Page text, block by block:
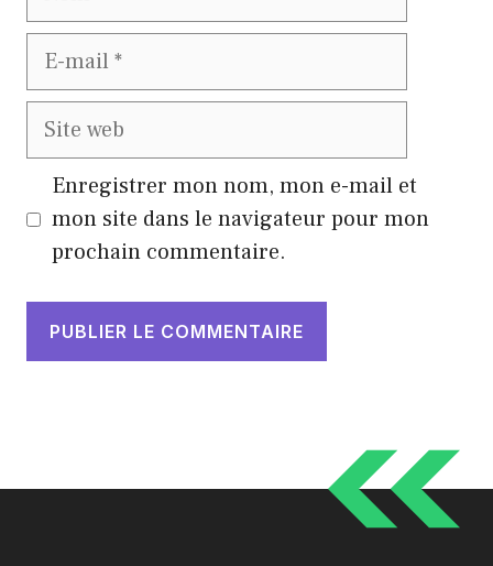
E-
Site
Enregistrer mon nom, mon e-mail et
mon site dans le navigateur pour mon
prochain commentaire.